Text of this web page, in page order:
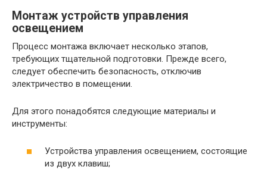
Монтаж устройств управления
освещением
Процесс монтажа включает несколько этапов,
требующих тщательной подготовки. Прежде всего,
следует обеспечить безопасность, отключив
электричество в помещении.
Для этого понадобятся следующие материалы и
инструменты:
Устройства управления освещением, состоящие
из двух клавиш;